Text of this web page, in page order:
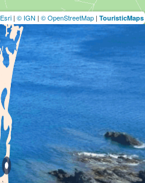
Esri | © IGN | © OpenStreetMap | TouristicMaps